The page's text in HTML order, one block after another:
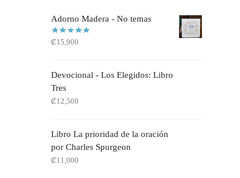
Adorno Madera - No temas
₡15,900
Devocional - Los Elegidos: Libro
Tres
₡12,500
Libro La prioridad de la oración
por Charles Spurgeon
₡11,000